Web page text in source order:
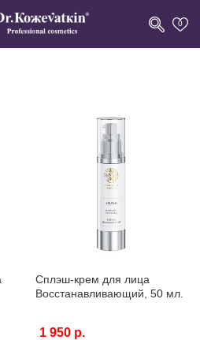
0
Сплэш-крем для лица
Восстанавливающий, 50 мл.
1 950 р.